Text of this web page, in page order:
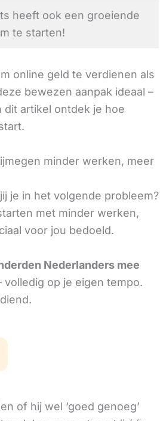
heeft ook een groeiende
te starten!
online geld te verdienen als
bewezen aanpak ideaal –
artikel ontdek je hoe
minder werken, meer
je in het volgende probleem?
met minder werken,
voor jou bedoeld.
Nederlanders mee
volledig op je eigen tempo.
of hij wel ‘goed genoeg’